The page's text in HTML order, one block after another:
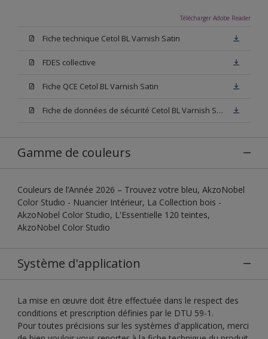
Télécharger Adobe Reader
Fiche technique Cetol BL Varnish Satin
FDES collective
Fiche QCE Cetol BL Varnish Satin
Fiche de données de sécurité Cetol BL Varnish Satin Incolore
Gamme de couleurs
Couleurs de l’Année 2026 – Trouvez votre bleu, AkzoNobel
Color Studio - Nuancier Intérieur, La Collection bois -
AkzoNobel Color Studio, L'Essentielle 120 teintes,
AkzoNobel Color Studio
Système d'application
La mise en œuvre doit être effectuée dans le respect des
conditions et prescription définies par le DTU 59-1.
Pour toutes précisions sur les systèmes d'application, merci